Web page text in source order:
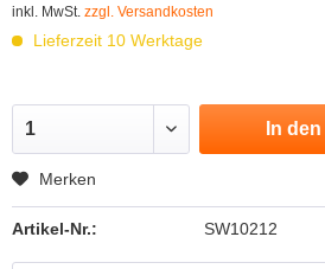
inkl. MwSt. zzgl. Versandkosten
Lieferzeit 10 Werktage
In den
Merken
Artikel-Nr.: SW10212